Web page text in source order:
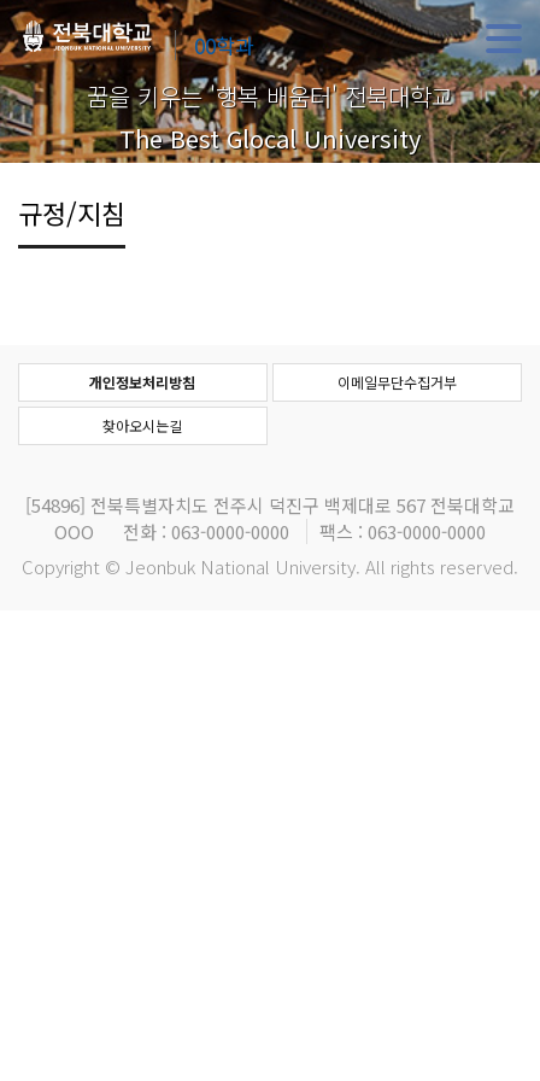
00학과
꿈을 키우는 '행복 배움터' 전북대학교
The Best Glocal University
규정/지침
개인정보처리방침 이메일무단수집거부
찾아오시는길
[54896] 전북특별자치도 전주시 덕진구 백제대로 567 전북대학교
OOO
전화 : 063-0000-0000
팩스 : 063-0000-0000
Copyright © Jeonbuk National University. All rights reserved.